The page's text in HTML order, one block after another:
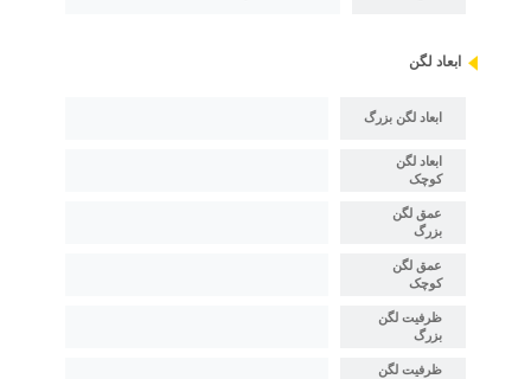
ابعاد لگن
ابعاد لگن بزرگ
ابعاد لگن
کوچک
عمق لگن
بزرگ
عمق لگن
کوچک
ظرفیت لگن
بزرگ
ظرفیت لگن